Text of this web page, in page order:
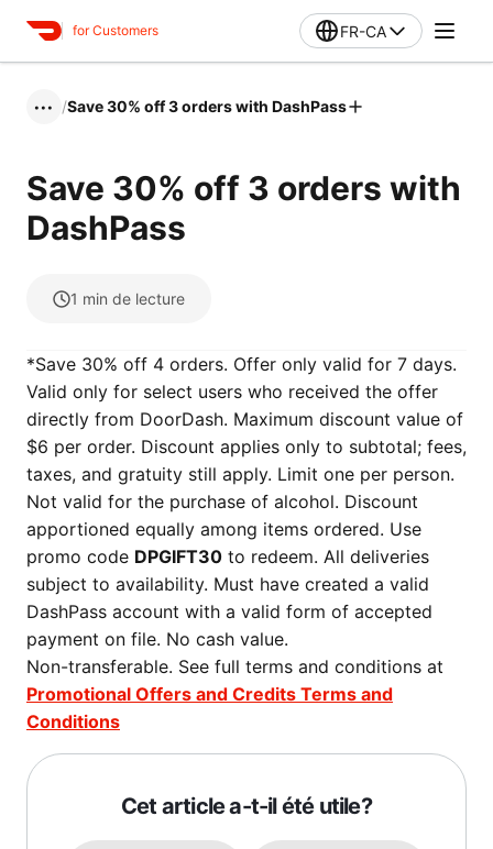
for Customers FR-CA
••• /Save 30% off 3 orders with DashPass
Save 30% off 3 orders with
DashPass
1 min de lecture
*Save 30% off 4 orders. Offer only valid for 7 days.
Valid only for select users who received the offer
directly from DoorDash. Maximum discount value of
$6 per order. Discount applies only to subtotal; fees,
taxes, and gratuity still apply. Limit one per person.
Not valid for the purchase of alcohol. Discount
apportioned equally among items ordered. Use
promo code DPGIFT30 to redeem. All deliveries
subject to availability. Must have created a valid
DashPass account with a valid form of accepted
payment on file. No cash value.
Non-transferable. See full terms and conditions at
Promotional Offers and Credits Terms and
Conditions
Cet article a-t-il été utile?